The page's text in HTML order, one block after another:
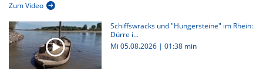
Zum Video
Schiffswracks und "Hungersteine" im Rhein:
Dürre i...
Mi 05.08.2026 | 01:38 min